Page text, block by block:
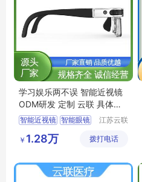
学习娱乐两不误 智能近视镜
ODM研发 定制 云联 具体洽
谈
智能近视镜 智能眼镜
智视镜 睫状肌训练镜
江苏云联
装备有限
￥ 1.28万 拨打电话